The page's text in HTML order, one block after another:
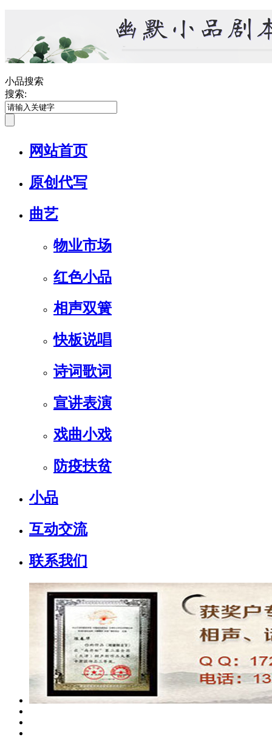
小品搜索
搜索:
网站首页
原创代写
曲艺
物业市场
红色小品
相声双簧
快板说唱
诗词歌词
宣讲表演
戏曲小戏
防疫扶贫
小品
互动交流
联系我们